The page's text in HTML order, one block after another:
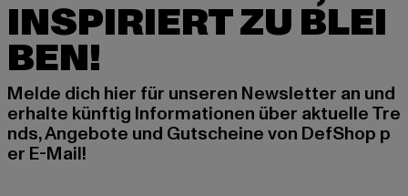
INSPIRIERT ZU BLEI
BEN!
Melde dich hier für unseren Newsletter an und
erhalte künftig Informationen über aktuelle Tre
nds, Angebote und Gutscheine von DefShop p
er E-Mail!